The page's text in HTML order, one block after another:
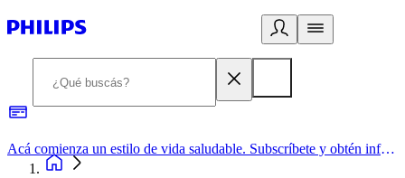
Acá comienza un estilo de vida saludable. Subscríbete y obtén información de primera mano